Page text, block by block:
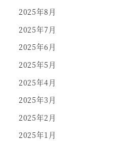
2025年8月
2025年7月
2025年6月
2025年5月
2025年4月
2025年3月
2025年2月
2025年1月